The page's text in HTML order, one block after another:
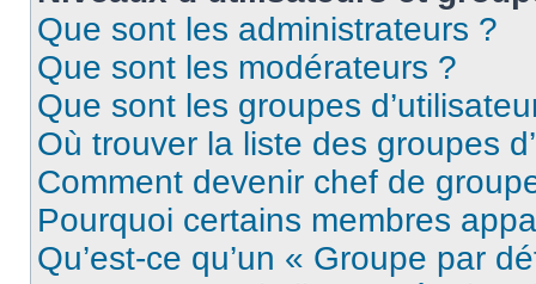
Que sont les administrateurs ?
Que sont les modérateurs ?
Que sont les groupes
Où trouver la liste des groupes
Comment devenir chef de
Pourquoi certains membres
Qu’est-ce qu’un « Groupe par